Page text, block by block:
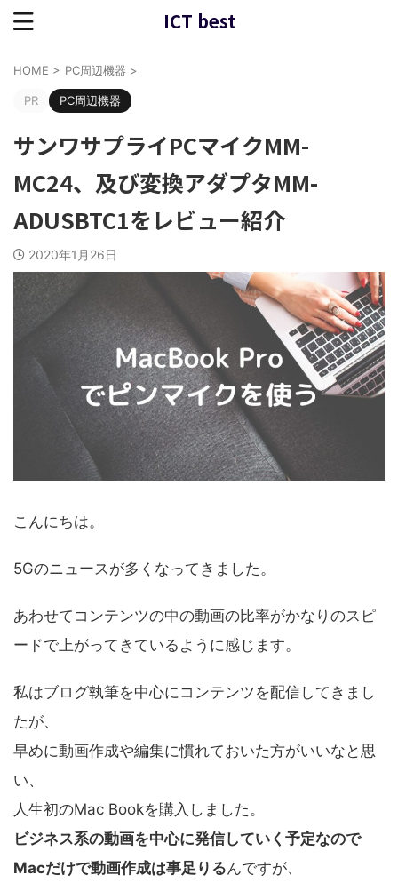
ICT best
HOME > PC周辺機器 >
PR PC周辺機器
サンワサプライPCマイクMM-
MC24、及び変換アダプタMM-
ADUSBTC1をレビュー紹介
2020年1月26日
こんにちは。
5Gのニュースが多くなってきました。
あわせてコンテンツの中の動画の比率がかなりのスピ
ードで上がってきているように感じます。
私はブログ執筆を中心にコンテンツを配信してきまし
たが、
早めに動画作成や編集に慣れておいた方がいいなと思
い、
人生初のMac Bookを購入しました。
ビジネス系の動画を中心に発信していく予定なので
Macだけで動画作成は事足りるんですが、